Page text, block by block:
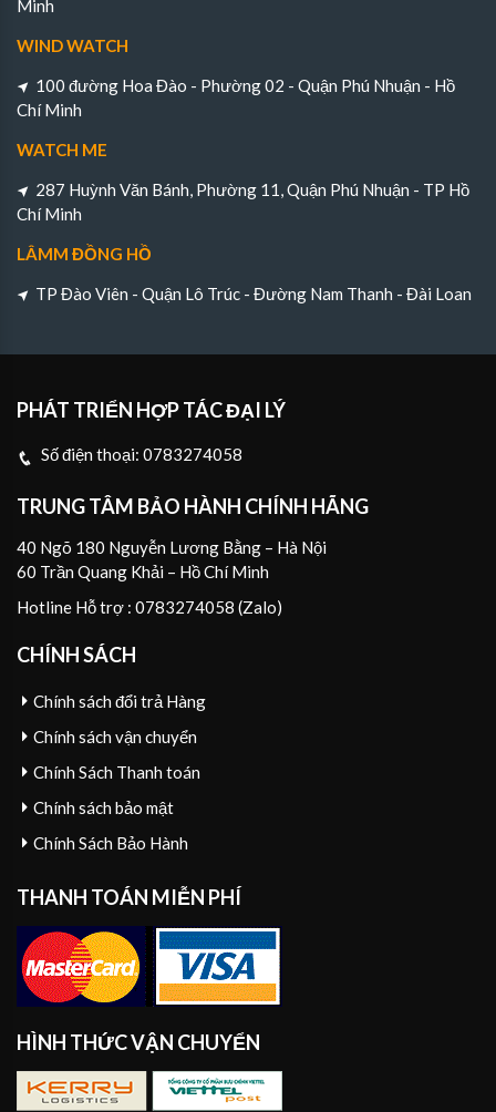
Minh
WIND WATCH
100 đường Hoa Đào - Phường 02 - Quận Phú Nhuận - Hồ
Chí Minh
WATCH ME
287 Huỳnh Văn Bánh, Phường 11, Quận Phú Nhuận - TP Hồ
Chí Minh
LÂMM ĐỒNG HỒ
TP Đào Viên - Quận Lô Trúc - Đường Nam Thanh - Đài Loan
PHÁT TRIỂN HỢP TÁC ĐẠI LÝ
Số điện thoại: 0783274058
TRUNG TÂM BẢO HÀNH CHÍNH HÃNG
40 Ngõ 180 Nguyễn Lương Bằng – Hà Nội
60 Trần Quang Khải – Hồ Chí Minh
Hotline Hỗ trợ : 0783274058 (Zalo)
CHÍNH SÁCH
Chính sách đổi trả Hàng
Chính sách vận chuyển
Chính Sách Thanh toán
Chính sách bảo mật
Chính Sách Bảo Hành
THANH TOÁN MIỄN PHÍ
HÌNH THỨC VẬN CHUYỂN